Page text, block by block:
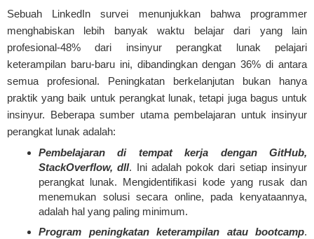
Sebuah LinkedIn survei menunjukkan bahwa programmer
menghabiskan lebih banyak waktu belajar dari yang lain
profesional-48% dari insinyur perangkat lunak pelajari
keterampilan baru-baru ini, dibandingkan dengan 36% di antara
semua profesional. Peningkatan berkelanjutan bukan hanya
praktik yang baik untuk perangkat lunak, tetapi juga bagus untuk
insinyur. Beberapa sumber utama pembelajaran untuk insinyur
perangkat lunak adalah:
Pembelajaran di tempat kerja dengan GitHub,
StackOverflow, dll. Ini adalah pokok dari setiap insinyur
perangkat lunak. Mengidentifikasi kode yang rusak dan
menemukan solusi secara online, pada kenyataannya,
adalah hal yang paling minimum.
Program peningkatan keterampilan atau bootcamp.